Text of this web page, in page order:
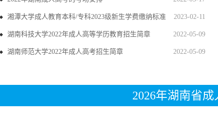
2023-02-11
湘潭大学成人教育本科/专科2023级新生学费缴纳标准
2022-05-09
湖南科技大学2022年成人高等学历教育招生简章
2022-05-09
湖南师范大学2022年成人高考招生简章
2026年湖南省